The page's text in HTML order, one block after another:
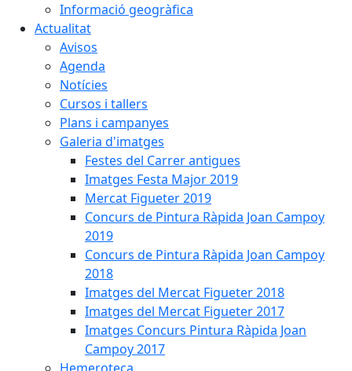
Informació geogràfica
Actualitat
Avisos
Agenda
Notícies
Cursos i tallers
Plans i campanyes
Galeria d'imatges
Festes del Carrer antigues
Imatges Festa Major 2019
Mercat Figueter 2019
Concurs de Pintura Ràpida Joan Campoy
2019
Concurs de Pintura Ràpida Joan Campoy
2018
Imatges del Mercat Figueter 2018
Imatges del Mercat Figueter 2017
Imatges Concurs Pintura Ràpida Joan
Campoy 2017